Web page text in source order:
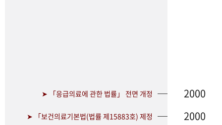
➤ 「응급의료에 관한 법률」 전면 개정 2000
➤ 「보건의료기본법(법률 제15883호) 제정 2000